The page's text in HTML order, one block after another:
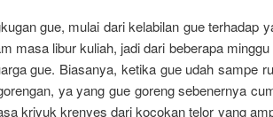
gue, mulai dari kelabilan gue terhadap
masa libur kuliah, jadi dari beberapa
gue. Biasanya, ketika gue udah sampe
ya yang gue goreng sebenernya
kriyuk krenyes dari kocokan telor yang